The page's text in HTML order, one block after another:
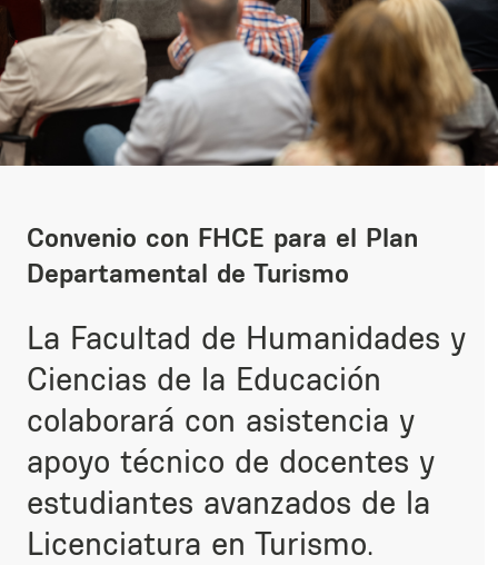
Convenio con FHCE para el Plan
Departamental de Turismo
La Facultad de Humanidades y
Ciencias de la Educación
colaborará con asistencia y
apoyo técnico de docentes y
estudiantes avanzados de la
Licenciatura en Turismo.